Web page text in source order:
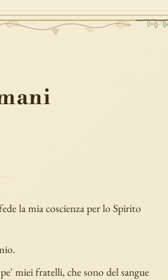
la mia coscienza per lo Spirito
miei fratelli, che sono del sangue